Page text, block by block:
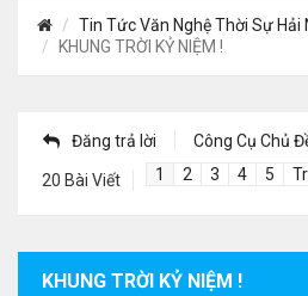
Tin Tức Văn Nghệ Thời Sự Hải
KHUNG TRỜI KỶ NIỆM !
Đăng trả lời Công Cụ Chủ
20 Bài Viết 1 2 3 4 5
KHUNG TRỜI KỶ NIỆM !